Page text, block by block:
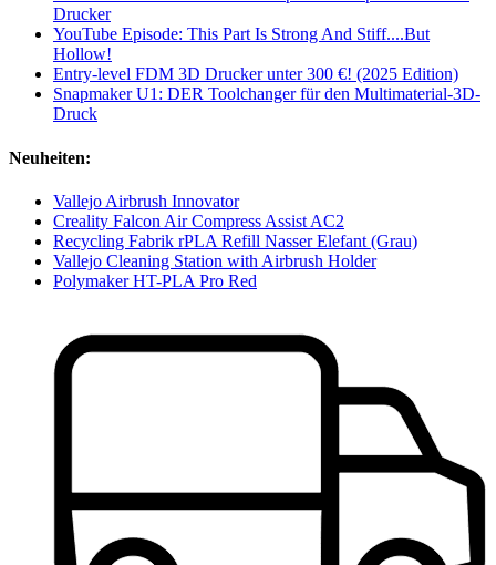
Drucker
YouTube Episode: This Part Is Strong And Stiff....But
Hollow!
Entry-level FDM 3D Drucker unter 300 €! (2025 Edition)
Snapmaker U1: DER Toolchanger für den Multimaterial-3D-
Druck
Neuheiten:
Vallejo Airbrush Innovator
Creality Falcon Air Compress Assist AC2
Recycling Fabrik rPLA Refill Nasser Elefant (Grau)
Vallejo Cleaning Station with Airbrush Holder
Polymaker HT-PLA Pro Red